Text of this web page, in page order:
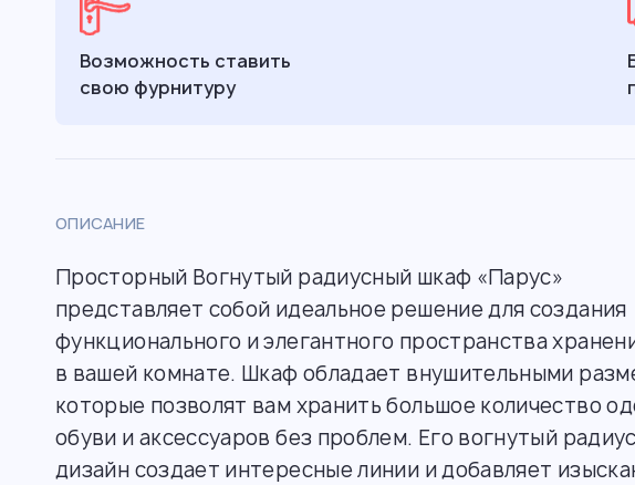
Возможность ставить
свою фурнитуру
ОПИСАНИЕ
Просторный Вогнутый радиусный шкаф «Парус»
представляет собой идеальное решение для создания
функционального и элегантного пространства
в вашей комнате. Шкаф обладает внушительными
которые позволят вам хранить большое количество
обуви и аксессуаров без проблем. Его вогнутый
дизайн создает интересные линии и добавляет